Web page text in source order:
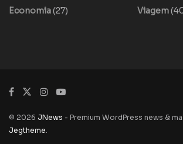
Economia(27)
Viagem
© 2026 JNews - Premium WordPress news &
Jegtheme.